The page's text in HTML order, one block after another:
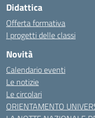
Didattica
Offerta formativa
I progetti delle classi
Novità
Calendario eventi
Le notizie
Le circolari
ORIENTAMENTO